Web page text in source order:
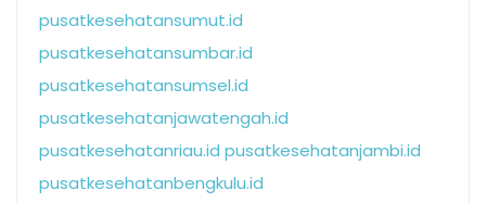
pusatkesehatansumut.id
pusatkesehatansumbar.id
pusatkesehatansumsel.id
pusatkesehatanjawatengah.id
pusatkesehatanriau.id pusatkesehatanjambi.id
pusatkesehatanbengkulu.id